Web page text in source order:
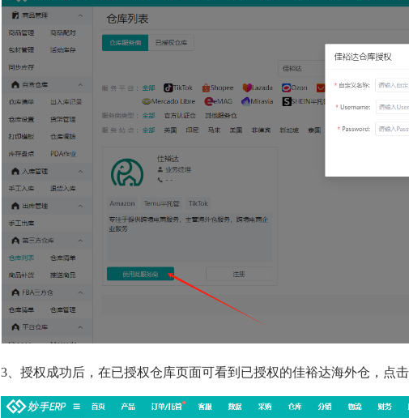
3、授权成功后，在已授权仓库页面可看到已授权的佳裕达海外仓，点